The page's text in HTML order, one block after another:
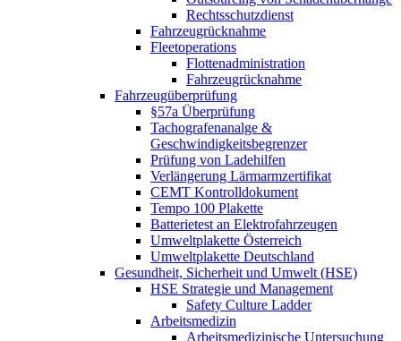
Rechtsschutzdienst
Fahrzeugrücknahme
Fleetoperations
Flottenadministration
Fahrzeugrücknahme
Fahrzeugüberprüfung
§57a Überprüfung
Tachografenanalge &
Geschwindigkeitsbegrenzer
Prüfung von Ladehilfen
Verlängerung Lärmarmzertifikat
CEMT Kontrolldokument
Tempo 100 Plakette
Batterietest an Elektrofahrzeugen
Umweltplakette Österreich
Umweltplakette Deutschland
Gesundheit, Sicherheit und Umwelt (HSE)
HSE Strategie und Management
Safety Culture Ladder
Arbeitsmedizin
Arbeitsmedizinische Untersuchung